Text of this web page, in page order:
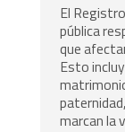
El
pública
que
Esto
marcan la